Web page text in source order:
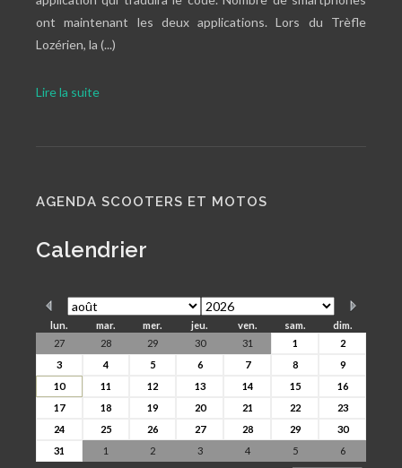
ont maintenant les deux applications. Lors du Trèfle
Lozérien, la (...)
Lire la suite
AGENDA SCOOTERS ET MOTOS
Calendrier
lun. mar. mer. jeu. ven. sam.
dim.
27
28 29 30 31 1
2
3
4 5 6 7 8
9
10
11 12 13 14 15
16
17
18 19 20 21 22
23
24
25 26 27 28 29
30
31
1 2 3 4 5 6